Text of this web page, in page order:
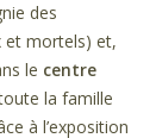
des
et mortels) et,
le centre
la famille
à l’exposition